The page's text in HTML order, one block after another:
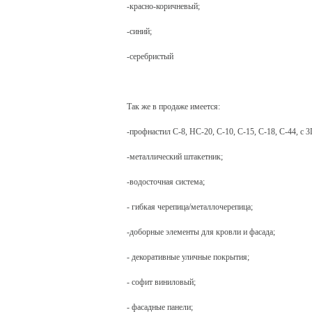
-красно-коричневый;
-синий;
-серебристый
Так же в продаже имеется:
-профнастил С-8, НС-20, С-10, С-15, С-18, С-44, с 3
-металлический штакетник;
-водосточная система;
- гибкая черепица/металлочерепица;
-доборные элементы для кровли и фасада;
- декоративные уличные покрытия;
- софит виниловый;
- фасадные панели;